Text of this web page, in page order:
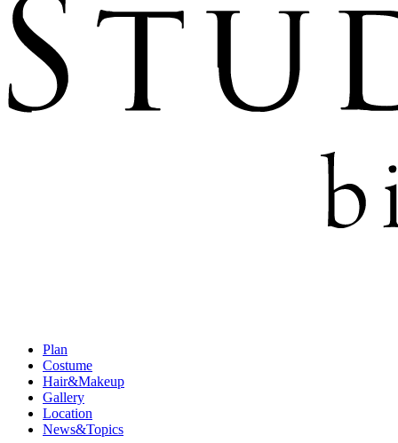
Plan
Costume
Hair&Makeup
Gallery
Location
News&Topics